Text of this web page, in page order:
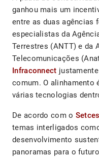
ganhou mais um
entre as duas agências
especialistas da
Terrestres (ANTT) e da
Telecomunicações
Infraconnect
comum. O alinhamento
várias tecnologias
De acordo com o
temas interligados
desenvolvimento
panoramas para o